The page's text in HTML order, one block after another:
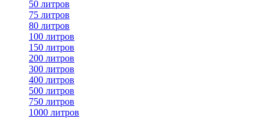
50 литров
75 литров
80 литров
100 литров
150 литров
200 литров
300 литров
400 литров
500 литров
750 литров
1000 литров